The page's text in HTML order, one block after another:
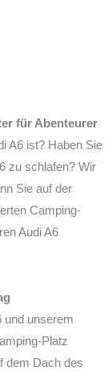
für Abenteurer
A6 ist? Haben Sie
zu schlafen? Wir
Sie auf der
Camping-
Audi A6
und unserem
Platz
dem Dach des